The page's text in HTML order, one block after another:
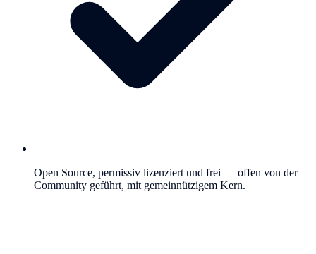
Open Source, permissiv lizenziert und frei — offen von der
Community geführt, mit gemeinnützigem Kern.